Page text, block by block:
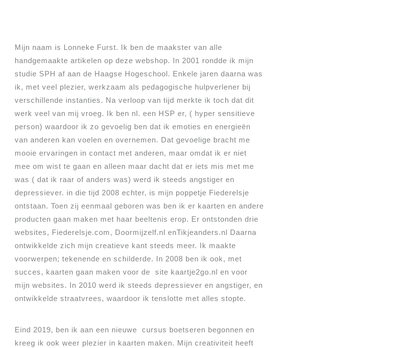
Mijn naam is Lonneke Furst. Ik ben de maakster van alle
handgemaakte artikelen op deze webshop. In 2001 rondde ik mijn
studie SPH af aan de Haagse Hogeschool. Enkele jaren daarna was
ik, met veel plezier, werkzaam als pedagogische hulpverlener bij
verschillende instanties. Na verloop van tijd merkte ik toch dat dit
werk veel van mij vroeg. Ik ben nl. een HSP er, ( hyper sensitieve
person) waardoor ik zo gevoelig ben dat ik emoties en energieën
van anderen kan voelen en overnemen. Dat gevoelige bracht me
mooie ervaringen in contact met anderen, maar omdat ik er niet
mee om wist te gaan en alleen maar dacht dat er iets mis met me
was ( dat ik raar of anders was) werd ik steeds angstiger en
depressiever. in die tijd 2008 echter, is mijn poppetje Fiederelsje
ontstaan. Toen zij eenmaal geboren was ben ik er kaarten en andere
producten gaan maken met haar beeltenis erop. Er ontstonden drie
websites, Fiederelsje.com, Doormijzelf.nl enTikjeanders.nl Daarna
ontwikkelde zich mijn creatieve kant steeds meer. Ik maakte
voorwerpen; tekenende en schilderde. In 2008 ben ik ook, met
succes, kaarten gaan maken voor de site kaartje2go.nl en voor
mijn websites. In 2010 werd ik steeds depressiever en angstiger, en
ontwikkelde straatvrees, waardoor ik tenslotte met alles stopte.
Eind 2019, ben ik aan een nieuwe cursus boetseren begonnen en
kreeg ik ook weer plezier in kaarten maken. Mijn creativiteit heeft